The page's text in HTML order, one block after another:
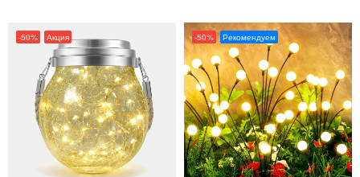
-50% Акция -50% Рекомендуем